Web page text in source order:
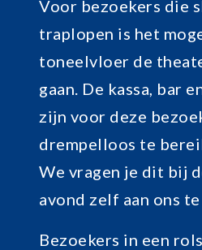
Voor bezoekers die
traplopen is het
toneelvloer de
gaan. De kassa, bar
zijn voor deze
drempelloos te
We vragen je dit bij
avond zelf aan ons
Bezoekers in een